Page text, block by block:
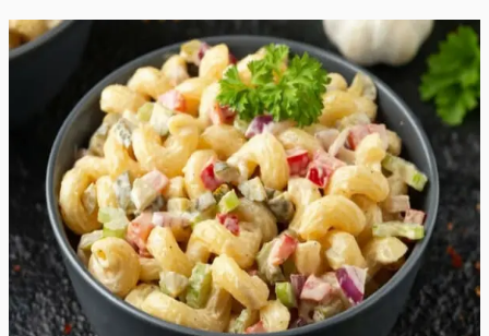
Keskmine Hinnang:(5)
Makaronisalat ilma lihata
Otsite maitsvat ja värskendavat lisandit oma söögi
kõrvale? See makaronisalat ilma lihata sobib selleks
ideaalselt! Täiuslikult keedetud sarvekese makaronid,
värsked ja krõmpsuvad köögiviljad ning maitseküllane
koorene kaste muudavad selle salati ideaalseks lisandiks
igale lauale. Meie makaronisalat avaldab kõigile muljet,
olenemata sellest, kas seda serveeritakse pereürituseks,
grillimiseks või lihtsalt kiireks lõunasöögiks. Nii et
haarake oma põll ning valmistage salat, mis on nii lihtne
kui ka maitsev!